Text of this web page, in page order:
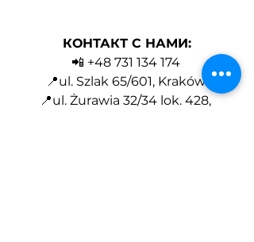
КОНТАКТ С НАМИ:
📲 +48 731 134 174
📍ul. Szlak 65/601, Kraków
📍ul. Żurawia 32/34 lok. 428,